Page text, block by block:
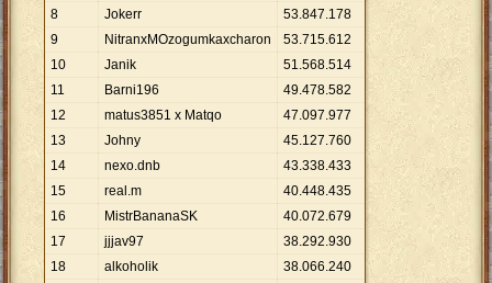
8
Jokerr 53.847.178
9
NitranxMOzogumkaxcharon 53.715.612
10
Janik 51.568.514
11
Barni196 49.478.582
12
matus3851 x Matqo 47.097.977
13
Johny 45.127.760
14
nexo.dnb 43.338.433
15
real.m 40.448.435
16
MistrBananaSK 40.072.679
17
jjjav97 38.292.930
18
alkoholik 38.066.240